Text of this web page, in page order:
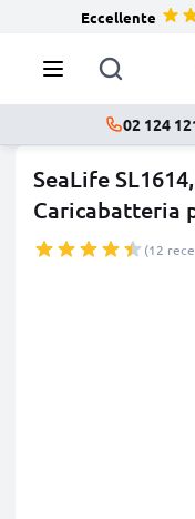
Eccellente
02 124
SeaLife
Caricabatteria
(12